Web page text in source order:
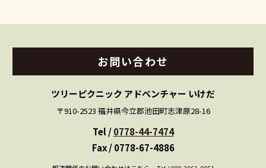
お問い合わせ
ツリーピクニック アドベンチャー いけだ
〒910-2523 福井県今立郡池田町志津原28-16
Tel /0778-44-7474
Fax / 0778-67-4886